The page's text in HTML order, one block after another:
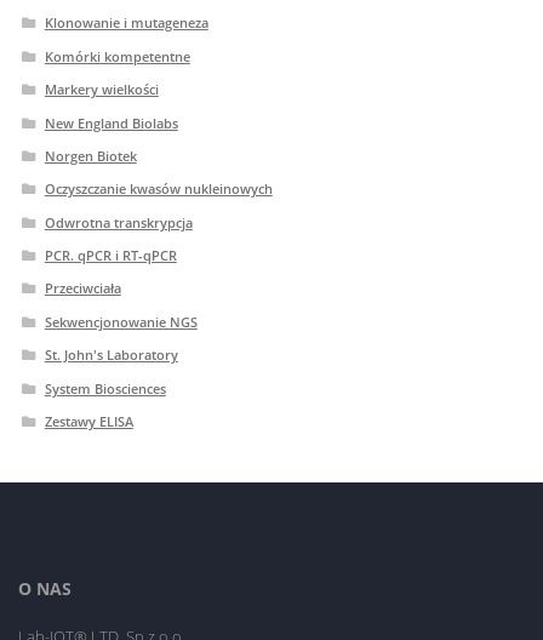
Klonowanie i mutageneza
Komórki kompetentne
Markery wielkości
New England Biolabs
Norgen Biotek
Oczyszczanie kwasów nukleinowych
Odwrotna transkrypcja
PCR. qPCR i RT-qPCR
Przeciwciała
Sekwencjonowanie NGS
St. John's Laboratory
System Biosciences
Zestawy ELISA
O NAS